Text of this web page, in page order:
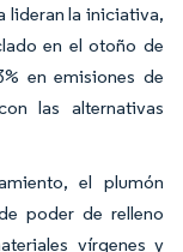
lideran la iniciativa,
en el otoño de
en emisiones de
las alternativas
el plumón
poder de relleno
vírgenes y